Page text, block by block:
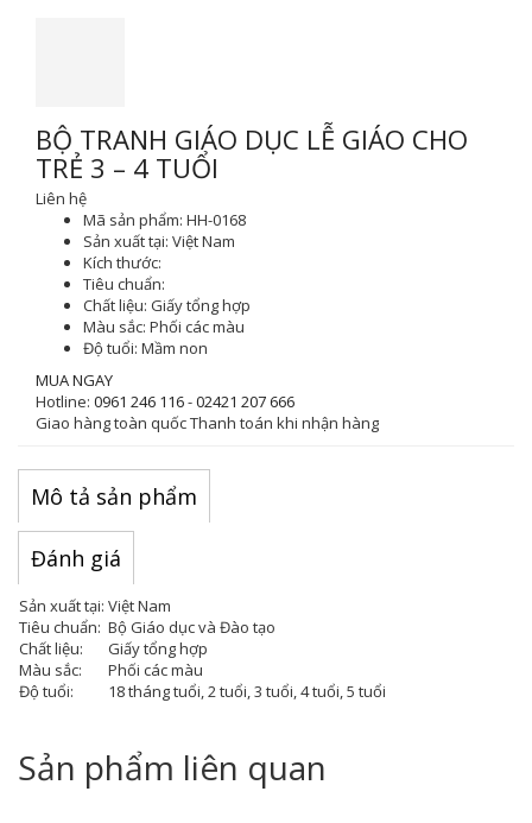
BỘ TRANH GIÁO DỤC LỄ GIÁO CHO
TRẺ 3 – 4 TUỔI
Liên hệ
Mã sản phẩm: HH-0168
Sản xuất tại: Việt Nam
Kích thước:
Tiêu chuẩn:
Chất liệu: Giấy tổng hợp
Màu sắc: Phối các màu
Độ tuổi: Mầm non
MUA NGAY
Hotline: 0961 246 116-02421 207 666
Giao hàng toàn quốcThanh toán khi nhận hàng
Mô tả sản phẩm
Đánh giá
Sản xuất tại: Việt Nam
Tiêu chuẩn: Bộ Giáo dục và Đào tạo
Chất liệu:
Giấy tổng hợp
Màu sắc:
Phối các màu
Độ tuổi:
18 tháng tuổi, 2 tuổi, 3 tuổi, 4 tuổi, 5 tuổi
Sản phẩm liên quan